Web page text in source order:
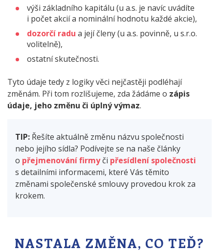
výši základního kapitálu (u a.s. je navíc uvádíte
i počet akcií a nominální hodnotu každé akcie),
dozorčí radu a její členy (u a.s. povinně, u s.r.o.
volitelně),
ostatní skutečnosti.
Tyto údaje tedy z logiky věci nejčastěji podléhají
změnám. Při tom rozlišujeme, zda žádáme o zápis
údaje, jeho změnu či úplný výmaz.
TIP: Řešíte aktuálně změnu názvu společnosti
nebo jejího sídla? Podívejte se na naše články
o přejmenování firmyči přesídlení společnosti
s detailními informacemi, které Vás těmito
změnami společenské smlouvy provedou krok za
krokem.
NASTALA ZMĚNA, CO TEĎ?